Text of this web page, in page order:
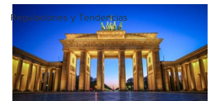
Regulaciones y Tendencias